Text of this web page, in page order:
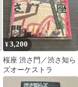
¥3,200
桜座 渋さ門／渋さ知ら
ズオーケストラ